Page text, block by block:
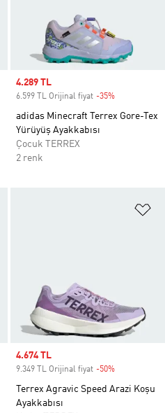
Sale price
4.289 TL
6.599 TL Orijinal fiyat -35%
adidas Minecraft Terrex Gore-Tex
Yürüyüş Ayakkabısı
Çocuk TERREX
2 renk
Sale price
4.674 TL
9.349 TL Orijinal fiyat -50%
Terrex Agravic Speed Arazi Koşu
Ayakkabısı